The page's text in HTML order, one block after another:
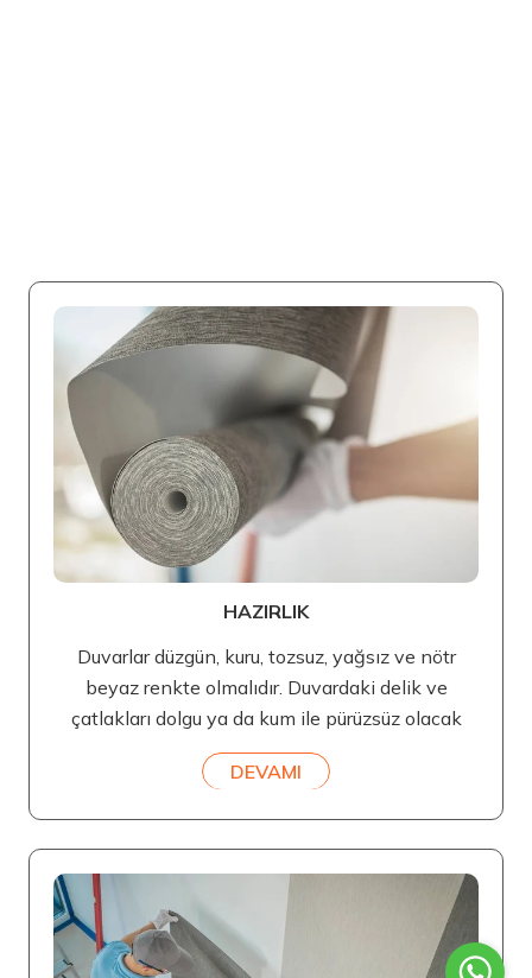
HAZIRLIK
Duvarlar düzgün, kuru, tozsuz, yağsız ve nötr
beyaz renkte olmalıdır. Duvardaki delik ve
çatlakları dolgu ya da kum ile pürüzsüz olacak
DEVAMI